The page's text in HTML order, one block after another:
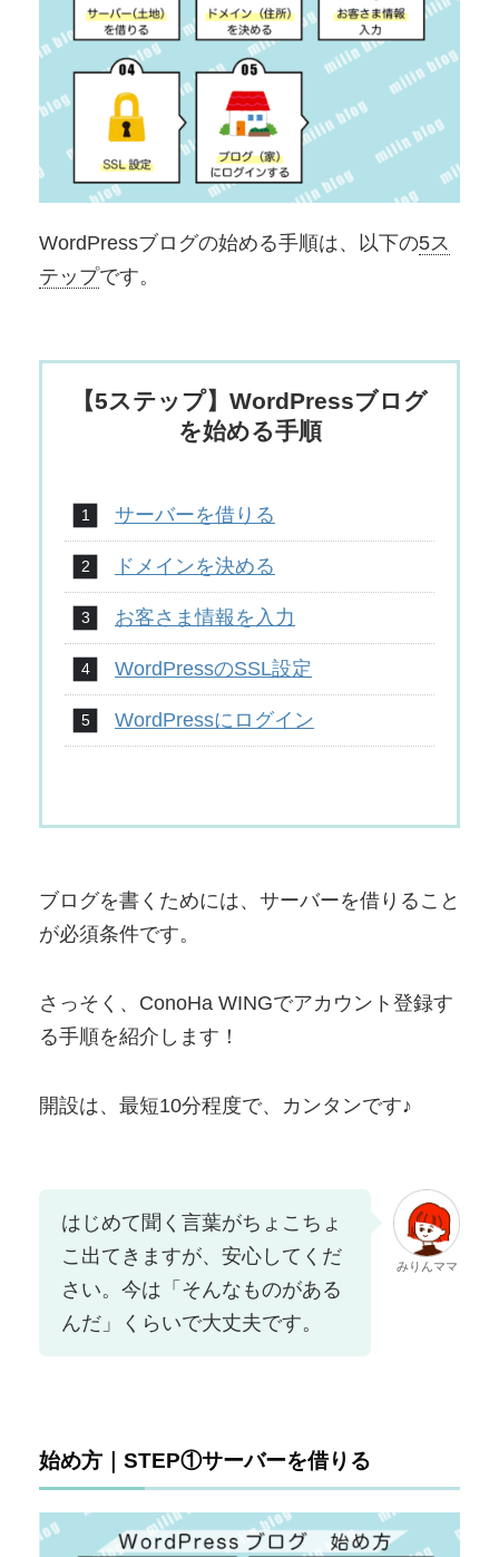
WordPressブログの始める手順は、以下の5ス
テップです。
【5ステップ】WordPressブログ
を始める手順
サーバーを借りる
ドメインを決める
お客さま情報を入力
WordPressのSSL設定
WordPressにログイン
ブログを書くためには、サーバーを借りること
が必須条件です。
さっそく、ConoHa WINGでアカウント登録す
る手順を紹介します！
開設は、最短10分程度で、カンタンです♪
はじめて聞く言葉がちょこちょ
こ出てきますが、安心してくだ
さい。今は「そんなものがある
んだ」くらいで大丈夫です。
みりんママ
始め方｜STEP①サーバーを借りる